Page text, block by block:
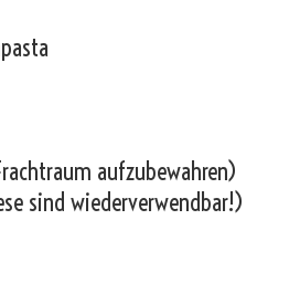
aufzubewahren)
sind wiederverwendbar!)